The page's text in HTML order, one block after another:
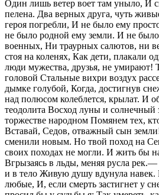
Один лишь ветер воет там уныло, И
пелена. Два верных друга, чуть
героя погребли, И не было ему
не было родной ему земли. И не
военных, Ни траурных салютов, ни
стоя на коленях, Как дети, плакали
люди мужества, друзья, не умирают!
головой Стальные вихри воздух
дымке голубой, Когда, достигнув
над полюсом колеблется, крылат. И
теодолита Восход луны и солнечный
торжестве народном Помянем тех,
Вставай, Седов, отважный сын
сменили новым. Но твой поход на
своих походах не могли. И жить бы
Вгрызаясь в льды, меняя русла
и в тело Живую душу вдунула
любые, И, если смерть застигнет у